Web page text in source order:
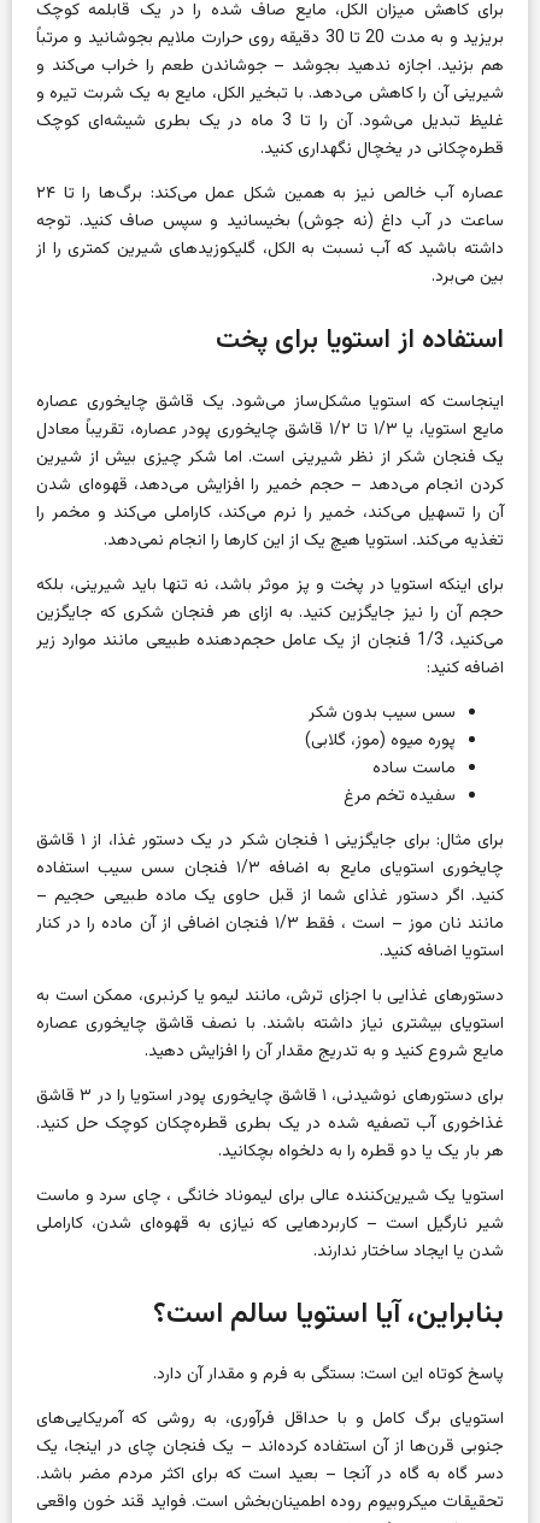
برای کاهش میزان الکل، مایع صاف شده را در یک قابلمه کوچک
بریزید و به مدت 20 تا 30 دقیقه روی حرارت ملایم بجوشانید و مرتباً
هم بزنید. اجازه ندهید بجوشد – جوشاندن طعم را خراب می‌کند و
شیرینی آن را کاهش می‌دهد. با تبخیر الکل، مایع به یک شربت تیره و
غلیظ تبدیل می‌شود. آن را تا 3 ماه در یک بطری شیشه‌ای کوچک
قطره‌چکانی در یخچال نگهداری کنید.
عصاره آب خالص نیز به همین شکل عمل می‌کند: برگ‌ها را تا ۲۴
ساعت در آب داغ (نه جوش) بخیسانید و سپس صاف کنید. توجه
داشته باشید که آب نسبت به الکل، گلیکوزیدهای شیرین کمتری را از
بین می‌برد.
استفاده از استویا برای پخت
اینجاست که استویا مشکل‌ساز می‌شود. یک قاشق چایخوری عصاره
مایع استویا، یا ۱/۳ تا ۱/۲ قاشق چایخوری پودر عصاره، تقریباً معادل
یک فنجان شکر از نظر شیرینی است. اما شکر چیزی بیش از شیرین
کردن انجام می‌دهد – حجم خمیر را افزایش می‌دهد، قهوه‌ای شدن
آن را تسهیل می‌کند، خمیر را نرم می‌کند، کاراملی می‌کند و مخمر را
تغذیه می‌کند. استویا هیچ یک از این کارها را انجام نمی‌دهد.
برای اینکه استویا در پخت و پز موثر باشد، نه تنها باید شیرینی، بلکه
حجم آن را نیز جایگزین کنید. به ازای هر فنجان شکری که جایگزین
می‌کنید، 1/3 فنجان از یک عامل حجم‌دهنده طبیعی مانند موارد زیر
اضافه کنید:
سس سیب بدون شکر
پوره میوه (موز، گلابی)
ماست ساده
سفیده تخم مرغ
برای مثال: برای جایگزینی ۱ فنجان شکر در یک دستور غذا، از ۱ قاشق
چایخوری استویای مایع به اضافه ۱/۳ فنجان سس سیب استفاده
کنید. اگر دستور غذای شما از قبل حاوی یک ماده طبیعی حجیم –
مانند نان موز
– است ، فقط ۱/۳ فنجان اضافی از آن ماده را در کنار
استویا اضافه کنید.
دستورهای غذایی با اجزای ترش، مانند لیمو یا کرنبری، ممکن است به
استویای بیشتری نیاز داشته باشند. با نصف قاشق چایخوری عصاره
مایع شروع کنید و به تدریج مقدار آن را افزایش دهید.
برای دستورهای نوشیدنی، ۱ قاشق چایخوری پودر استویا را در ۳ قاشق
غذاخوری آب تصفیه شده در یک بطری قطره‌چکان کوچک حل کنید.
هر بار یک یا دو قطره را به دلخواه بچکانید.
استویا یک شیرین‌کننده عالی برای لیموناد خانگی ، چای سرد و ماست
شیر ​​نارگیلاست – کاربردهایی که نیازی به قهوه‌ای شدن، کاراملی
شدن یا ایجاد ساختار ندارند.
بنابراین، آیا استویا سالم است؟
پاسخ کوتاه این است: بستگی به فرم و مقدار آن دارد.
استویای برگ کامل و با حداقل فرآوری، به روشی که آمریکایی‌های
جنوبی قرن‌ها از آن استفاده کرده‌اند – یک فنجان چای در اینجا، یک
دسر گاه به گاه در آنجا – بعید است که برای اکثر مردم مضر باشد.
تحقیقات میکروبیوم روده اطمینان‌بخش است. فواید قند خون واقعی